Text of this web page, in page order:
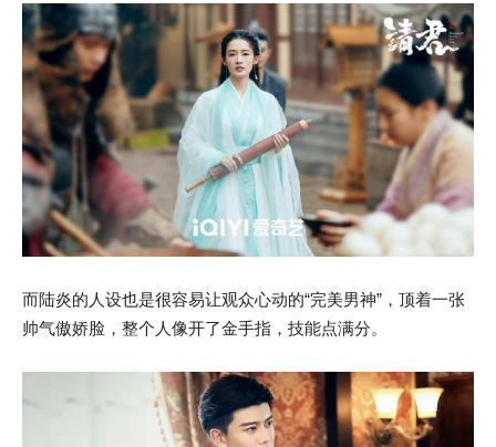
而陆炎的人设也是很容易让观众心动的“完美男神”，顶着一张
帅气傲娇脸，整个人像开了金手指，技能点满分。